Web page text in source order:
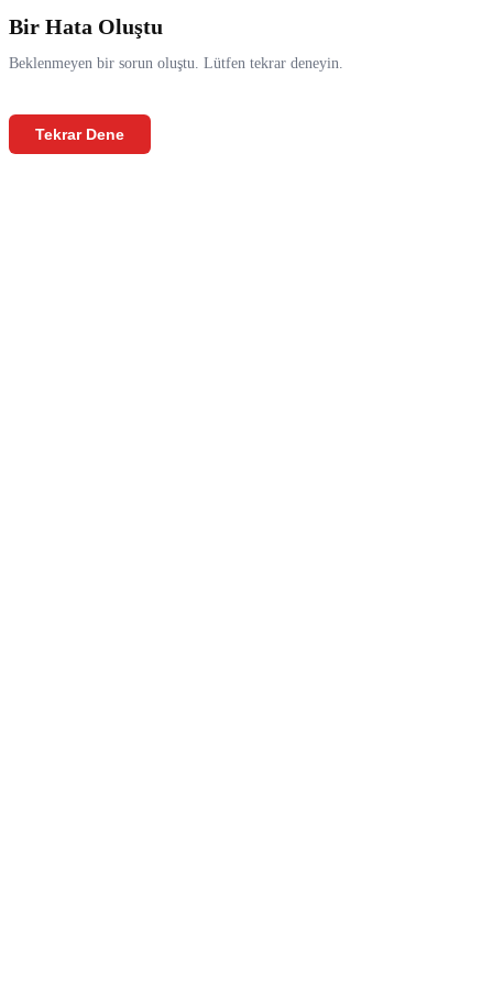
Bir Hata Oluştu
Beklenmeyen bir sorun oluştu. Lütfen tekrar deneyin.
Tekrar Dene